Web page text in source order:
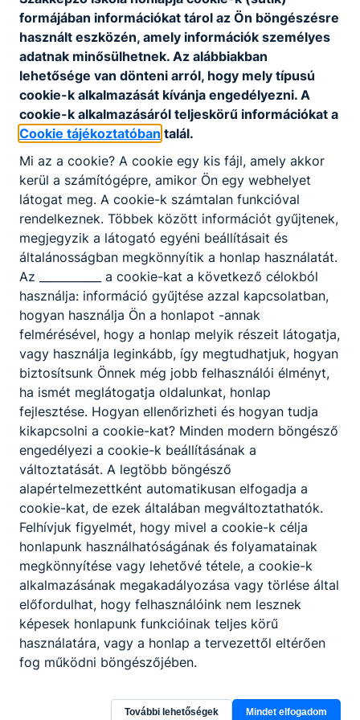
Működési Szabályzata
Diákönkormányzat Szervezeti és Működési
Szabályzata
Letöltés
Partnereink
Budapesti Komplex SZC Kaesz Gyula
formájában információkat tárol az Ön böngészésre
használt eszközén, amely információk személyes
adatnak minősülhetnek. Az alábbiakban
lehetősége van dönteni arról, hogy mely típusú
cookie-k alkalmazását kívánja engedélyezni. A
cookie-k alkalmazásáról teljeskörű információkat a
Cookie tájékoztatóban talál.
Mi az a cookie? A cookie egy kis fájl, amely akkor
kerül a számítógépre, amikor Ön egy webhelyet
látogat meg. A cookie-k számtalan funkcióval
rendelkeznek. Többek között információt gyűjtenek,
megjegyzik a látogató egyéni beállításait és
általánosságban megkönnyítik a honlap használatát.
Az ___________ a cookie-kat a következő célokból
használja: információ gyűjtése azzal kapcsolatban,
hogyan használja Ön a honlapot -annak
felmérésével, hogy a honlap melyik részeit látogatja,
vagy használja leginkább, így megtudhatjuk, hogyan
biztosítsunk Önnek még jobb felhasználói élményt,
ha ismét meglátogatja oldalunkat, honlap
fejlesztése. Hogyan ellenőrizheti és hogyan tudja
kikapcsolni a cookie-kat? Minden modern böngésző
engedélyezi a cookie-k beállításának a
változtatását. A legtöbb böngésző
alapértelmezettként automatikusan elfogadja a
cookie-kat, de ezek általában megváltoztathatók.
Felhívjuk figyelmét, hogy mivel a cookie-k célja
honlapunk használhatóságának és folyamatainak
megkönnyítése vagy lehetővé tétele, a cookie-k
alkalmazásának megakadályozása vagy törlése által
előfordulhat, hogy felhasználóink nem lesznek
képesek honlapunk funkcióinak teljes körű
használatára, vagy a honlap a tervezettől eltérően
fog működni böngészőjében.
További lehetőségek Mindet elfogadom